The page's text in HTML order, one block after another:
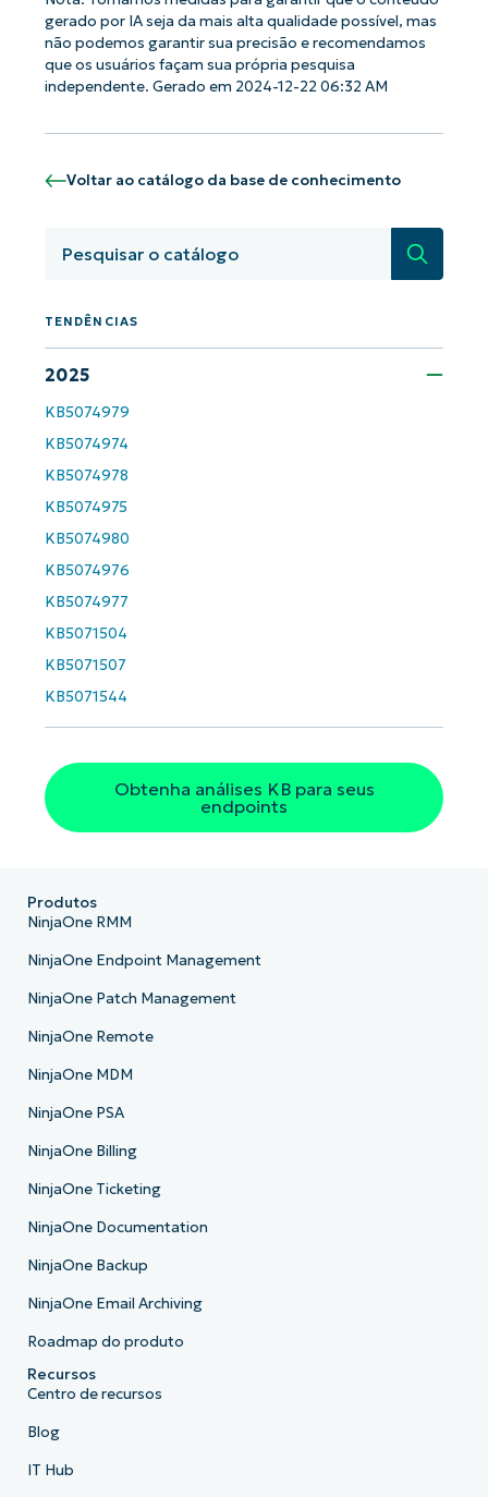
gerado por IA seja da mais alta qualidade possível, mas
não podemos garantir sua precisão e recomendamos
que os usuários façam sua própria pesquisa
independente. Gerado em 2024-12-22 06:32 AM
Voltar ao catálogo da base de conhecimento
TENDÊNCIAS
2025
KB5074979
KB5074974
KB5074978
KB5074975
KB5074980
KB5074976
KB5074977
KB5071504
KB5071507
KB5071544
Obtenha análises KB para seus
endpoints
Comece a usar as análises de KB
name*
País
Company
Produtos
NinjaOne RMM
NinjaOne Endpoint Management
NinjaOne Patch Management
NinjaOne Remote
NinjaOne MDM
NinjaOne PSA
NinjaOne Billing
NinjaOne Ticketing
NinjaOne Documentation
NinjaOne Backup
NinjaOne Email Archiving
Roadmap do produto
Recursos
Centro de recursos
Blog
IT Hub